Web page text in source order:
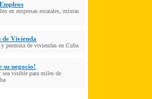
en empresas estatales, mixtas
de Vivienda
permuta de viviendas en Cuba
su negocio!
sea visible para miles de